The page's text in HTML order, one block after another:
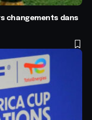
changements dans